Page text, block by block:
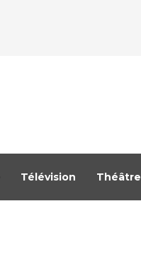
Télévision Théâtre